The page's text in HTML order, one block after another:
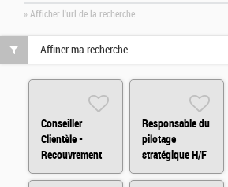
» Afficher l'url de la recherche
Conseiller
Clientèle -
Recouvrement
Amiable H/F/X
Responsable du
pilotage
stratégique H/F
Affiner ma recherche